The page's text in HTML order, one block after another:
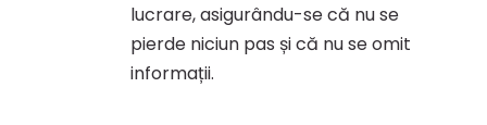
lucrare, asigurându-se că nu se
pierde niciun pas și că nu se omit
informații.